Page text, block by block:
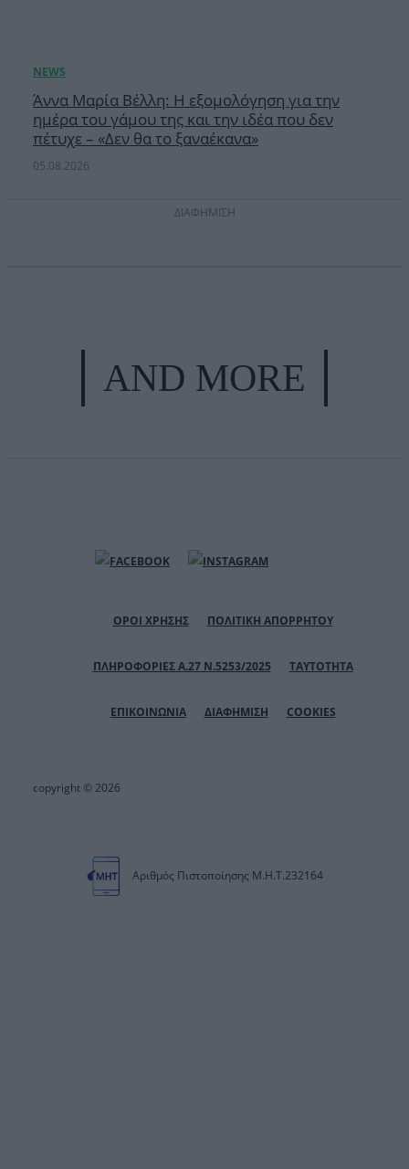
Άννα Μαρία Βέλλη: Η εξομολόγηση για την
ημέρα του γάμου της και την ιδέα που δεν
πέτυχε – «Δεν θα το ξαναέκανα»
05.08.2026
ΔΙΑΦΗΜΙΣΗ
AND MORE
ΟΡΟΙ ΧΡΗΣΗΣ ΠΟΛΙΤΙΚΗ ΑΠΟΡΡΗΤΟΥ
ΠΛΗΡΟΦΟΡΙΕΣ Α.27 Ν.5253/2025 ΤΑΥΤΟΤΗΤΑ
ΕΠΙΚΟΙΝΩΝΙΑ ΔΙΑΦΗΜΙΣΗ COOKIES
copyright © 2026
Αριθμός Πιστοποίησης Μ.Η.Τ.232164